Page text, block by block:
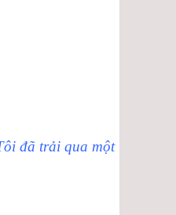
đã trải qua một